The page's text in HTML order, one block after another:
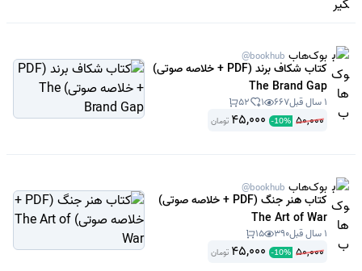
بوک‌هاب @bookhub
کتاب شکاف برند (PDF + خلاصه صوتی)
The Brand Gap
1 سال قبل 667
1
52
50,000
-10%
45,000 تومان
بوک‌هاب @bookhub
کتاب هنر جنگ (PDF + خلاصه صوتی)
The Art of War
1 سال قبل 390
15
50,000
-10%
45,000 تومان